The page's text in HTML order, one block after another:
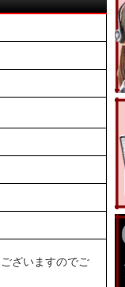
ざいますのでご